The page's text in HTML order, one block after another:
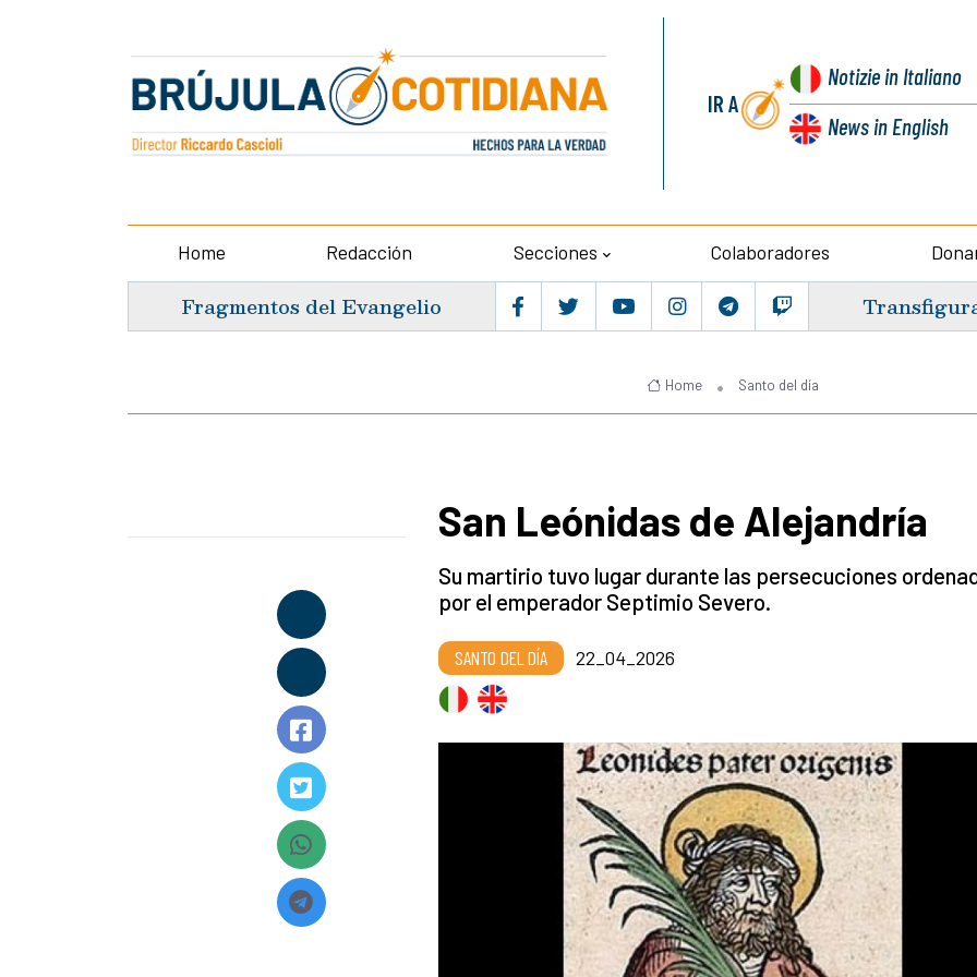
IR A
Notiziein Italiano
News in English
Home Redacción Secciones Colaboradores
Fragmentos del Evangelio
Home Santo del día
San Leónidas de Alejandría
Su martirio tuvo lugar durante las persecuciones
por el emperador Septimio Severo.
SANTO DEL DÍA 22_04_2026